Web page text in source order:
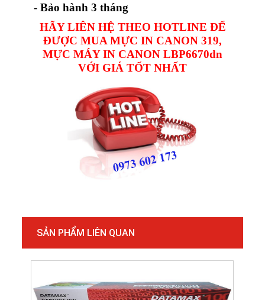
-Bảo hành 3 tháng
HÃY LIÊN HỆ THEO HOTLINE ĐỂ
ĐƯỢC MUA MỰC IN CANON 319,
MỰC MÁY IN CANON LBP6670dn
VỚI GIÁ TỐT NHẤT
SẢN PHẨM LIÊN QUAN